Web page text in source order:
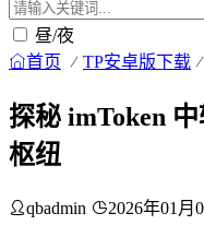
昼/夜
首页 TP安卓版下载
探秘 imToken
枢纽
qbadmin 2026年01月